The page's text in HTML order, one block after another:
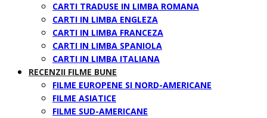
CARTI TRADUSE IN LIMBA ROMANA
CARTI IN LIMBA ENGLEZA
CARTI IN LIMBA FRANCEZA
CARTI IN LIMBA SPANIOLA
CARTI IN LIMBA ITALIANA
RECENZII FILME BUNE
FILME EUROPENE SI NORD-AMERICANE
FILME ASIATICE
FILME SUD-AMERICANE